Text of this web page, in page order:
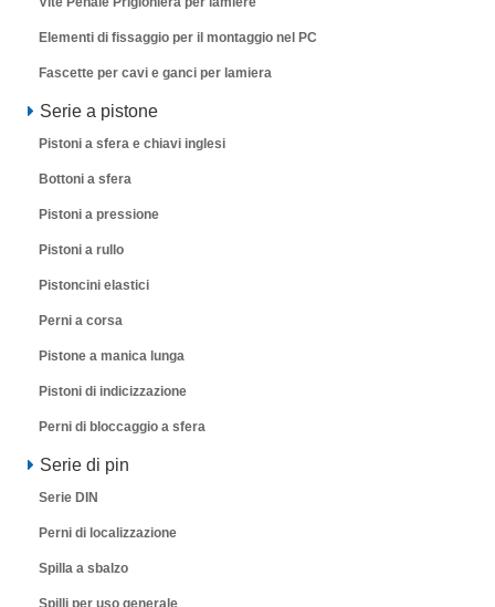
Elementi di fissaggio per il montaggio nel PC
Fascette per cavi e ganci per lamiera
Serie a pistone
Pistoni a sfera e chiavi inglesi
Bottoni a sfera
Pistoni a pressione
Pistoni a rullo
Pistoncini elastici
Perni a corsa
Pistone a manica lunga
Pistoni di indicizzazione
Perni di bloccaggio a sfera
Serie di pin
Serie DIN
Perni di localizzazione
Spilla a sbalzo
Spilli per uso generale